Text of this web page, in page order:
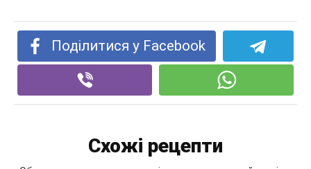
Поділитися у Facebook
Схожі рецепти